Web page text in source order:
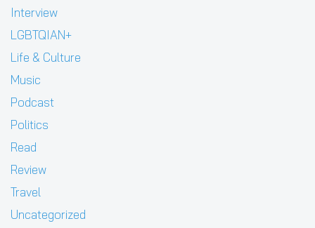
Interview
LGBTQIAN+
Life & Culture
Music
Podcast
Politics
Read
Review
Travel
Uncategorized